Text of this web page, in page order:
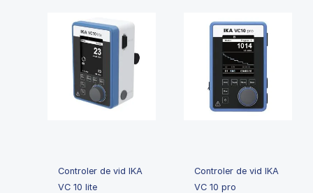
Controler de vid IKA
VC 10 lite
Controler de vid IKA
VC 10 pro